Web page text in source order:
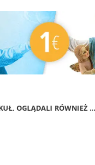
OGLĄDALI RÓWNIEŻ ...